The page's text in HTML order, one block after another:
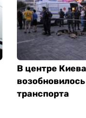
В центре
транспорта